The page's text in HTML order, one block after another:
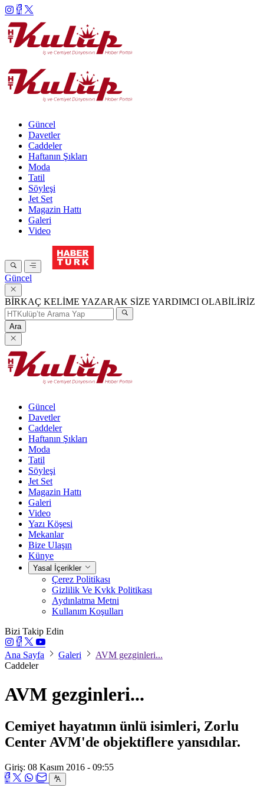
Güncel
Davetler
Caddeler
Haftanın Şıkları
Moda
Tatil
Söyleşi
Jet Set
Magazin Hattı
Galeri
Video
Güncel
BİRKAÇ KELİME YAZARAK SİZE YARDIMCI OLABİLİRİZ
Ara
Güncel
Davetler
Caddeler
Haftanın Şıkları
Moda
Tatil
Söyleşi
Jet Set
Magazin Hattı
Galeri
Video
Yazı Köşesi
Mekanlar
Bize Ulaşın
Künye
Yasal İçerikler
Çerez Politikası
Gizlilik Ve Kvkk Politikası
Aydınlatma Metni
Kullanım Koşulları
Bizi Takip Edin
Ana Sayfa Galeri
AVM gezginleri...
Caddeler
AVM gezginleri...
Cemiyet hayatının ünlü isimleri, Zorlu
Center AVM'de objektiflere yansıdılar.
Giriş: 08 Kasım 2016 - 09:55